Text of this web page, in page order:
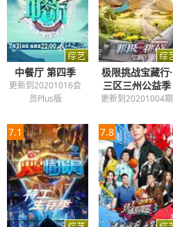
中餐厅 第四季
更新到20201016会
员Plus版
极限挑战宝藏行·
三区三州公益季
更新到20201004期
7.1 7.8